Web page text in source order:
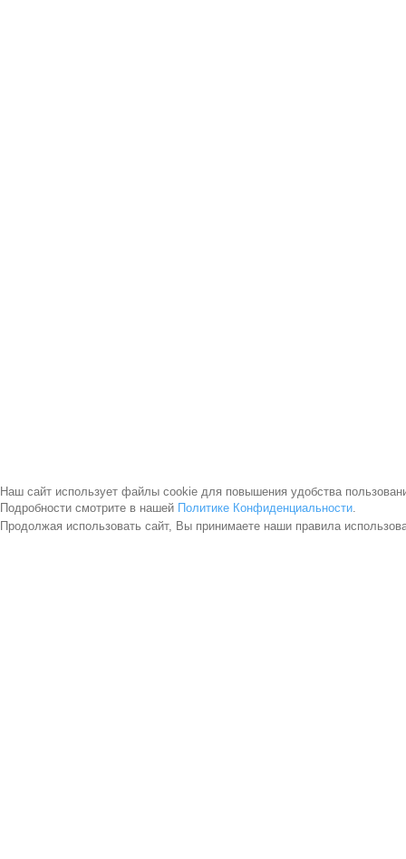
Наш сайт использует файлы cookie для повышения удобства
Подробности смотрите в нашей Политике Конфиденциальности.
Продолжая использовать сайт, Вы принимаете наши правила